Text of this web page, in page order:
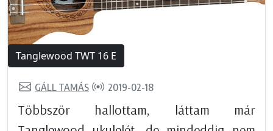
Tanglewood TWT 16 E
GÁLL TAMÁS 2019-02-18
Többször hallottam, láttam már